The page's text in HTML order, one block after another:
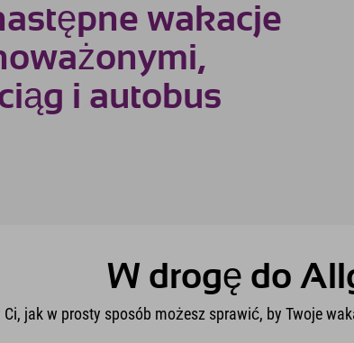
wakacje
i autobus
W drogę do
Ci, jak w prosty sposób możesz sprawić, by Twoje